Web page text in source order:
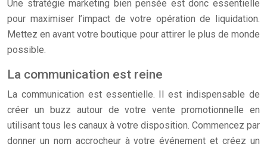
Une stratégie marketing bien pensée est donc essentielle
pour maximiser l’impact de votre opération de liquidation.
Mettez en avant votre boutique pour attirer le plus de monde
possible.
La communication est reine
La communication est essentielle. Il est indispensable de
créer un buzz autour de votre vente promotionnelle en
utilisant tous les canaux à votre disposition. Commencez par
donner un nom accrocheur à votre événement et créez un